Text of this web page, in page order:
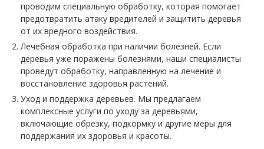
проводим специальную обработку, которая помогает
предотвратить атаку вредителей и защитить деревья
от их вредного воздействия.
Лечебная обработка при наличии болезней. Если
деревья уже поражены болезнями, наши специалисты
проведут обработку, направленную на лечение и
восстановление здоровья растений.
Уход и поддержка деревьев. Мы предлагаем
комплексные услуги по уходу за деревьями,
включающие обрезку, подкормку и другие меры для
поддержания их здоровья и красоты.